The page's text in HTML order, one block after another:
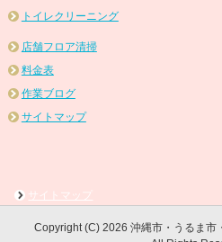
トイレクリーニング
店舗フロア清掃
料金表
作業ブログ
サイトマップ
サイトマップ
Copyright (C) 2026 沖縄市・うるま市